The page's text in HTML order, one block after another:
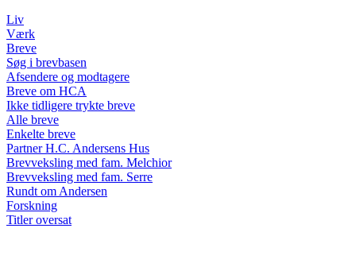
Liv
Værk
Breve
Søg i brevbasen
Afsendere og modtagere
Breve om HCA
Ikke tidligere trykte breve
Alle breve
Enkelte breve
Partner H.C. Andersens Hus
Brevveksling med fam. Melchior
Brevveksling med fam. Serre
Rundt om Andersen
Forskning
Titler oversat